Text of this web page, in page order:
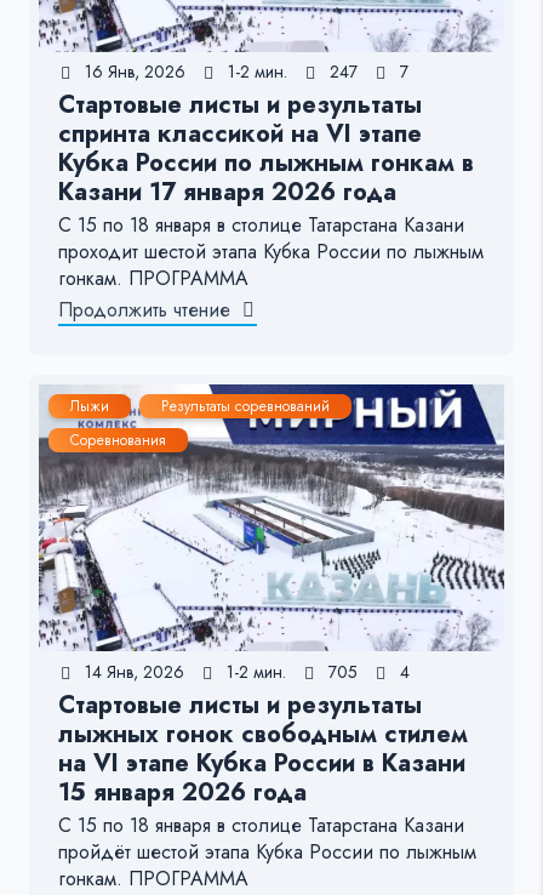
16 Янв, 2026 1-2 мин. 247 7
Стартовые листы и результаты
спринта классикой на VI этапе
Кубка России по лыжным гонкам в
Казани 17 января 2026 года
С 15 по 18 января в столице Татарстана Казани
проходит шестой этапа Кубка России по лыжным
гонкам. ПРОГРАММА
Продолжить чтение
Лыжи
Результаты соревнований
Соревнования
14 Янв, 2026 1-2 мин. 705 4
Стартовые листы и результаты
лыжных гонок свободным стилем
на VI этапе Кубка России в Казани
15 января 2026 года
С 15 по 18 января в столице Татарстана Казани
пройдёт шестой этапа Кубка России по лыжным
гонкам. ПРОГРАММА